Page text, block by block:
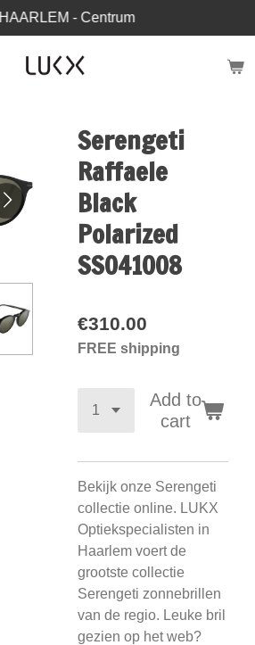
HAARLEM - Centrum
Serengeti
Raffaele
Black
Polarized
SS041008
€310.00
FREE shipping
Add to
cart
Bekijk onze Serengeti
collectie online. LUKX
Optiekspecialisten in
Haarlem voert de
grootste collectie
Serengeti zonnebrillen
van de regio. Leuke bril
gezien op het web?